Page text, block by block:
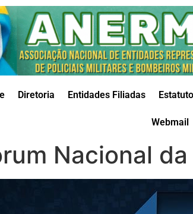
Diretoria Entidades Filiadas Estatuto
Webmail
Nacional da